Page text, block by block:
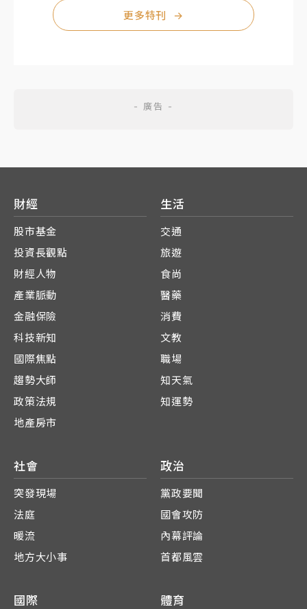
更多特刊 →
財經
股市基金
投資長觀點
財經人物
產業脈動
金融保險
科技新知
國際焦點
趨勢大師
政策法規
地產房市
生活
交通
旅遊
食尚
醫藥
消費
文教
職場
知天氣
知運勢
社會
突發現場
法庭
暖流
地方大小事
政治
黨政要聞
國會攻防
內幕評論
首都風雲
國際 體育